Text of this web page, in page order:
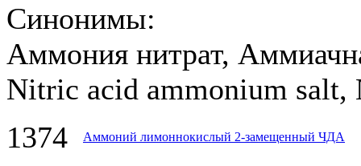
Синонимы:
Аммония нитрат,
Nitric acid ammonium
1374
Аммоний лимоннокислый 2-замещенный ЧДА